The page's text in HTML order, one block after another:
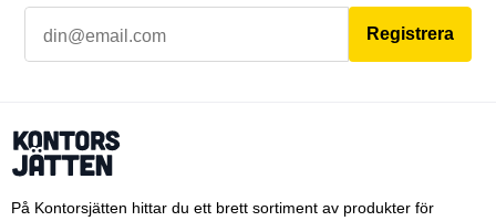
Registrera
På Kontorsjätten hittar du ett brett sortiment av produkter för